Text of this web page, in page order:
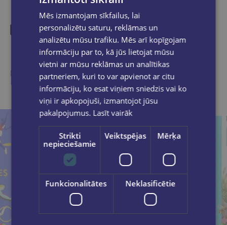
Līdzīgas preces
Ieskaties, varbūt noder
Mēs izmantojam sīkfailus, lai
personalizētu saturu, reklāmas un
analizētu mūsu trafiku. Mēs arī kopīgojam
informāciju par to, kā jūs lietojat mūsu
vietni ar mūsu reklāmas un analītikas
partneriem, kuri to var apvienot ar citu
informāciju, ko esat viņiem sniedzis vai ko
viņi ir apkopojuši, izmantojot jūsu
pakalpojumus. Lasīt vairāk
Strikti
nepieciešamie
Veiktspējas Mērķa
Funkcionalitātes Neklasificētie